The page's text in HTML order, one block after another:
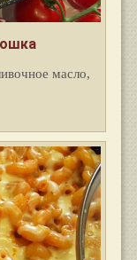
масло,